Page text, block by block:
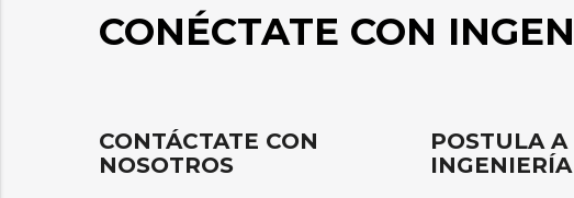
CONÉCTATE CON
CONTÁCTATE CON
NOSOTROS
POSTULA A